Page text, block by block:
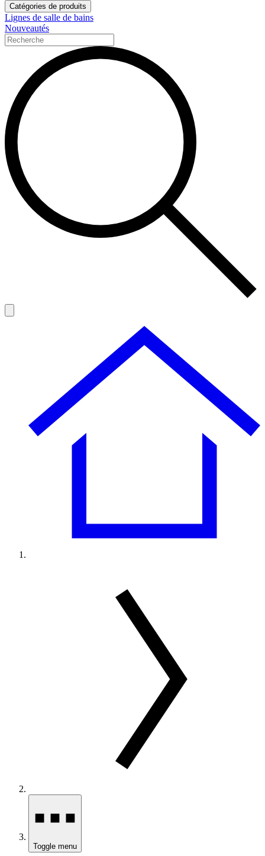
Catégories de produits
Lignes de salle de bains
Nouveautés
Toggle menu